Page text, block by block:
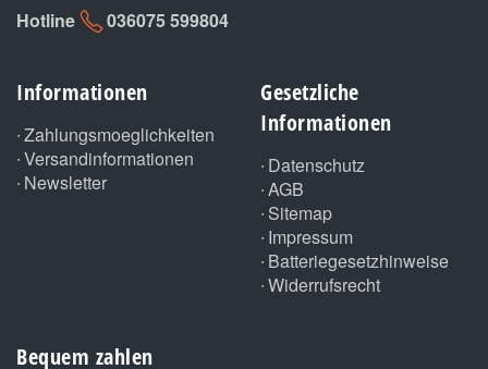
Hotline
036075 599804
Informationen
Zahlungsmoeglichkeiten
Versandinformationen
Newsletter
Gesetzliche
Informationen
Datenschutz
AGB
Sitemap
Impressum
Batteriegesetzhinweise
Widerrufsrecht
Bequem zahlen